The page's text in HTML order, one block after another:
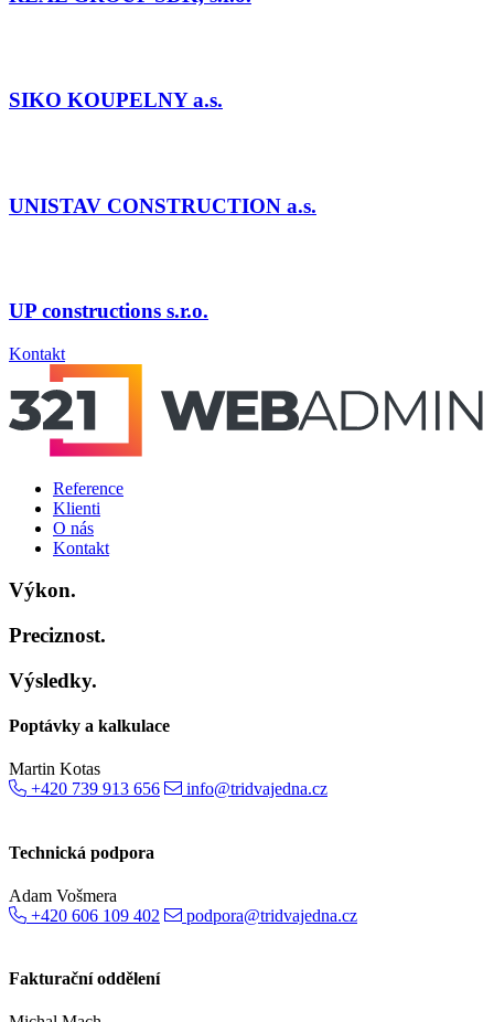
SIKO KOUPELNY a.s.
UNISTAV CONSTRUCTION a.s.
UP constructions s.r.o.
Kontakt
Reference
Klienti
O nás
Kontakt
Výkon.
Preciznost.
Výsledky.
Poptávky a kalkulace
Martin Kotas
+420 739 913 656
info@tridvajedna.cz
Technická podpora
Adam Vošmera
+420 606 109 402
podpora@tridvajedna.cz
Fakturační oddělení